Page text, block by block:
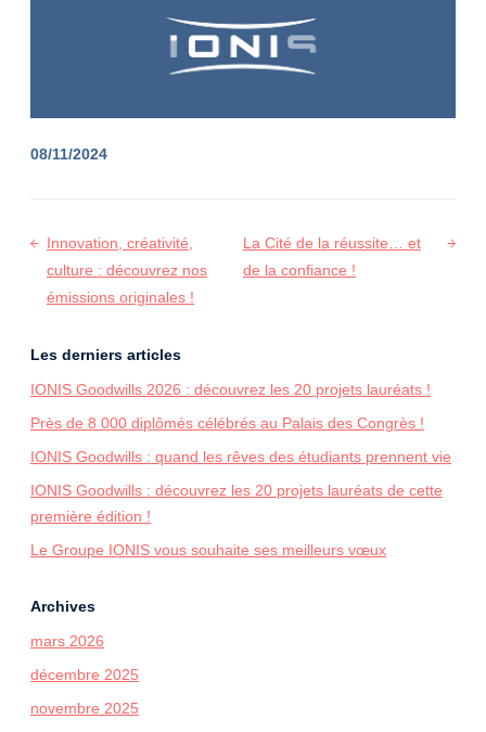
08/11/2024
Navigation
de
l’article
Innovation, créativité,
culture : découvrez nos
émissions originales !
La Cité de la réussite… et
de la confiance !
Les derniers articles
IONIS Goodwills 2026 : découvrez les 20 projets lauréats !
Près de 8 000 diplômés célébrés au Palais des Congrès !
IONIS Goodwills : quand les rêves des étudiants prennent vie
IONIS Goodwills : découvrez les 20 projets lauréats de cette
première édition !
Le Groupe IONIS vous souhaite ses meilleurs vœux
Archives
mars 2026
décembre 2025
novembre 2025